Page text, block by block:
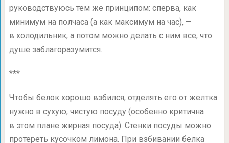
руководствуюсь тем же принципом: сперва, как
минимум на полчаса (а как максимум на час), —
в холодильник, а потом можно делать с ним все, что
душе заблагоразумится.
***
Чтобы белок хорошо взбился, отделять его от желтка
нужно в сухую, чистую посуду (особенно критична
в этом плане жирная посуда). Стенки посуды можно
протереть кусочком лимона. При взбивании белка